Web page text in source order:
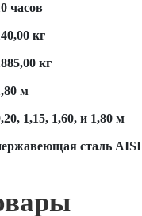
часов
кг
кг
м
1,15, 1,60, и 1,80 м
сталь AISI